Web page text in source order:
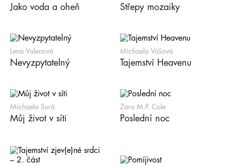
Jako voda a oheň Střepy mozaiky
Lena Valenová
Nevyzpytatelný
Michaela Vášová
Tajemství Heavenu
Michaela Surá
Můj život v síti
Zara M.P. Cole
Poslední noc